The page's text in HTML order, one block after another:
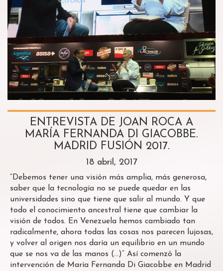
ENTREVISTA DE JOAN ROCA A
MARÍA FERNANDA DI GIACOBBE.
MADRID FUSIÓN 2017.
18 abril, 2017
“Debemos tener una visión más amplia, más generosa,
saber que la tecnología no se puede quedar en las
universidades sino que tiene que salir al mundo. Y que
todo el conocimiento ancestral tiene que cambiar la
visión de todos. En Venezuela hemos cambiado tan
radicalmente, ahora todas las cosas nos parecen lujosas,
y volver al origen nos daría un equilibrio en un mundo
que se nos va de las manos (…)” Así comenzó la
intervención de María Fernanda Di Giacobbe en Madrid